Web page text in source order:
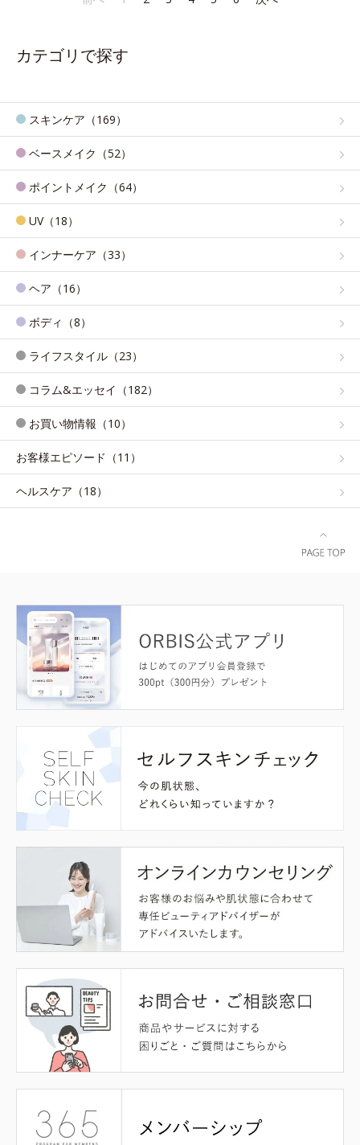
カテゴリで探す
スキンケア（169）
ベースメイク（52）
ポイントメイク（64）
UV（18）
インナーケア（33）
ヘア（16）
ボディ（8）
ライフスタイル（23）
コラム&エッセイ（182）
お買い物情報（10）
お客様エピソード（11）
ヘルスケア（18）